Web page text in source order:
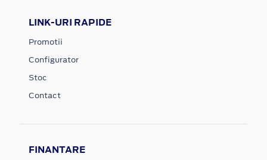
LINK-URI RAPIDE
Promotii
Configurator
Stoc
Contact
FINANTARE